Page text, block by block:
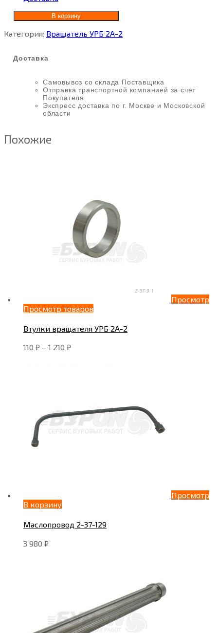
В корзину
Категория: Вращатель УРБ 2А-2
Доставка
Самовывоз со склада Поставщика
Отправка транспортной компанией за счет
Покупателя
Экспресс доставка по г. Москве и Московской
области
Похожие
Просмотр
Просмотр товаров
Втулки вращателя УРБ 2А-2
110 ₽ – 1 210 ₽
Просмотр
В корзину
Маслопровод 2-37-129
3 980 ₽